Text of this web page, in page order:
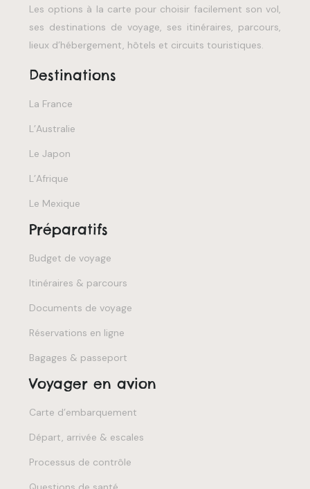
Les options à la carte pour choisir facilement son vol,
ses destinations de voyage, ses itinéraires, parcours,
lieux d’hébergement, hôtels et circuits touristiques.
Destinations
La France
L’Australie
Le Japon
L’Afrique
Le Mexique
Préparatifs
Budget de voyage
Itinéraires & parcours
Documents de voyage
Réservations en ligne
Bagages & passeport
Voyager en avion
Carte d’embarquement
Départ, arrivée & escales
Processus de contrôle